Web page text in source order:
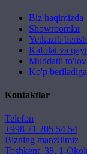
Biz haqimizda
Showroomlar
Yetkazib
Kafolat va
Muddatli to'lov
Ko'p
Kontaktlar
Telefon
+998 71 205 54 54
Bizning manzilimiz
Toshkent, 38, 1-